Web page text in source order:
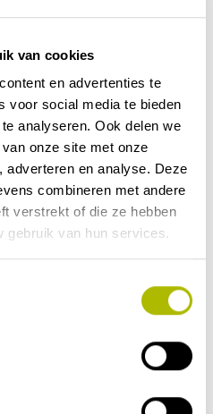
van cookies
en advertenties te
voor social media te bieden
analyseren. Ook delen we
onze site met onze
adverteren en analyse. Deze
combineren met andere
verstrekt of die ze hebben
gebruik van hun services.
gebruikt om
website-
inhoud niet
beschikbaar te
stellen aan
bezoekers
wanneer de
website wordt
gefinancierd
met externe
advertenties.
maa
nden